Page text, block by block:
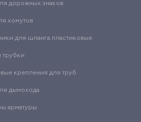
дорожных знаков
хомутов
для шланга пластиковые
трубки
крепления для труб
дымохода
арматуры